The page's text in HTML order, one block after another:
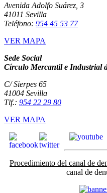
Avenida Adolfo Suárez, 3
41011 Sevilla
Teléfono: 954 45 53 77
VER MAPA
Sede Social
Círculo Mercantil e Industrial
C/ Sierpes 65
41004 Sevilla
Tlf.: 954 22 29 80
VER MAPA
Procedimiento del canal de
canal de